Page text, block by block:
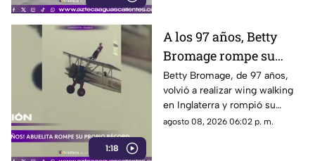
1:18
A los 97 años, Betty
Bromage rompe su
propio récord Guinness
en las alturas
Betty Bromage, de 97 años,
volvió a realizar wing walking
en Inglaterra y rompió su
propio récord Guinness tras
agosto 08, 2026 06:02 p. m.